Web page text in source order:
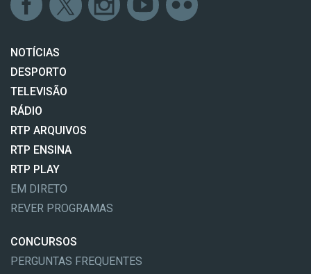
NOTÍCIAS
DESPORTO
TELEVISÃO
RÁDIO
RTP ARQUIVOS
RTP ENSINA
RTP PLAY
EM DIRETO
REVER PROGRAMAS
CONCURSOS
PERGUNTAS FREQUENTES